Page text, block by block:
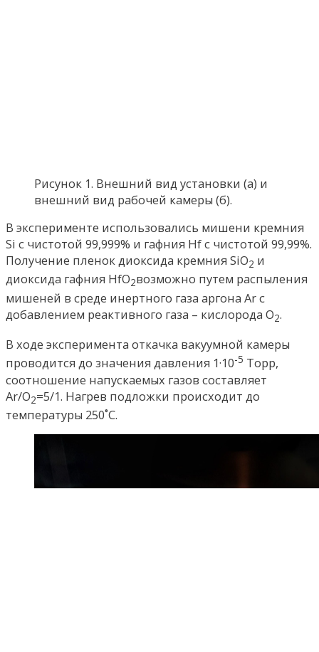
Рисунок 1. Внешний вид установки (а) и
внешний вид рабочей камеры (б).
В эксперименте использовались мишени кремния
Si с чистотой 99,999% и гафния Hf с чистотой 99,99%.
Получение пленок диоксида кремния SiO2 и
диоксида гафния HfO2возможно путем распыления
мишеней в среде инертного газа аргона Ar с
добавлением реактивного газа – кислорода O2.
В ходе эксперимента откачка вакуумной камеры
проводится до значения давления 1·10-5 Торр,
соотношение напускаемых газов составляет
Ar/O2=5/1. Нагрев подложки происходит до
температуры 250˚С.